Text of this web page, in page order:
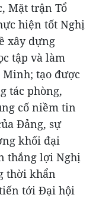
Mặt trận Tổ
hiện tốt Nghị
xây dựng
tập và làm
Minh; tạo được
tác phòng,
cố niềm tin
Đảng, sự
khối đại
thắng lợi Nghị
thời khẩn
tới Đại hội